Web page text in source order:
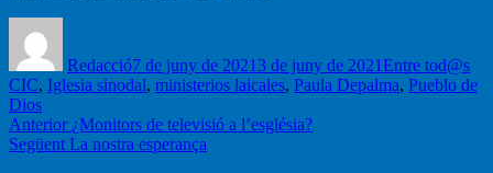
Redacció7 de juny de 20213 de juny de 2021Entre tod@s
CIC, Iglesia sinodal, ministerios laicales, Paula Depalma, Pueblo de
Dios
Navegació
d'entrades
Anterior Entrada
anterior:
¿Monitors de televisió a l’església?
Següent Entrada
La nostra esperança